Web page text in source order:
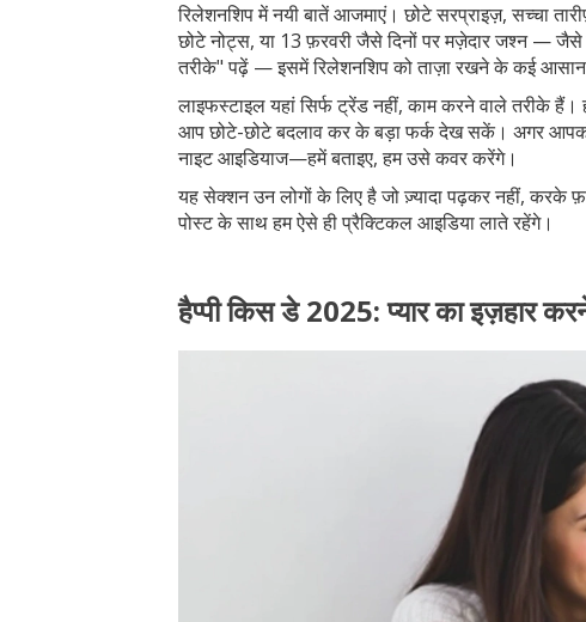
रिलेशनशिप में नयी बातें आजमाएं। छोटे सरप्राइज़, सच्चा
छोटे नोट्स, या 13 फ़रवरी जैसे दिनों पर मज़ेदार जश्न — जैसे
तरीके" पढ़ें — इसमें रिलेशनशिप को ताज़ा रखने के कई
लाइफस्टाइल यहां सिर्फ ट्रेंड नहीं, काम करने वाले तरीके
आप छोटे-छोटे बदलाव कर के बड़ा फर्क देख सकें। अगर आपको
नाइट आइडियाज—हमें बताइए, हम उसे कवर करेंगे।
यह सेक्शन उन लोगों के लिए है जो ज़्यादा पढ़कर नहीं, करके
पोस्ट के साथ हम ऐसे ही प्रैक्टिकल आइडिया लाते रहेंगे।
हैप्पी किस डे 2025: प्यार का इज़हार